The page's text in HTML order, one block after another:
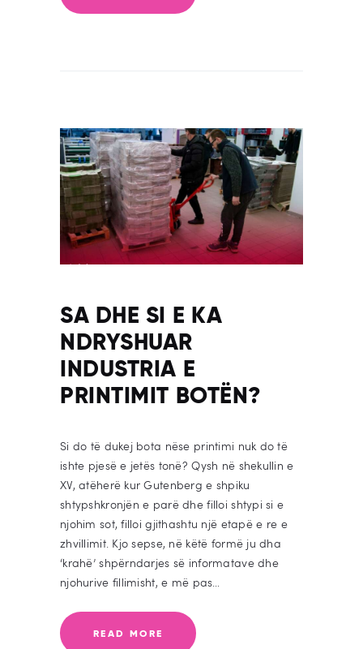
SA DHE SI E KA
NDRYSHUAR
INDUSTRIA E
PRINTIMIT BOTËN?
Si do të dukej bota nëse printimi nuk do të
ishte pjesë e jetës tonë? Qysh në shekullin e
XV, atëherë kur Gutenberg e shpiku
shtypshkronjën e parë dhe filloi shtypi si e
njohim sot, filloi gjithashtu një etapë e re e
zhvillimit. Kjo sepse, në këtë formë ju dha
‘krahë’ shpërndarjes së informatave dhe
njohurive fillimisht, e më pas…
READ MORE